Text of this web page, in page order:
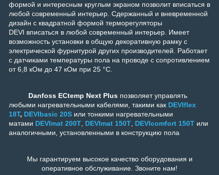
формой и интересным круглым экраном позволит вписаться в
любой современный интерьер. Сдержанный и вневременной
дизайн с квадратной формой терморегуляторы
DEVI вписаться в любой современный интерьер. Имеет
возможность установки в общую декоративную рамку с
электрической фурнитурой других производителей. Работает
с датчиками температуры пола на проводе с сопротивлением
от 6,8 кОм до 47 кОм при 25 °C.
Danfoss ECtemp Next Plus позволяет управлять
любыми нагревательными кабелями, такими как DEVIflex
18T, DEVIbasic 20S или тонкими нагревательными
матами DEVImat 200T, DEVImat 150T, DEVIcomfort 150T или
аналогичными, установленными в конструкцию пола
Мы гарантируем высокое качество оборудования и
оперативное обслуживание. Звоните нам!